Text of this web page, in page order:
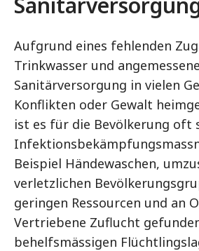
Aufgrund eines fehlenden
Trinkwasser und
Sanitärversorgung in vielen
Konflikten oder Gewalt
ist es für die Bevölkerung oft
Beispiel Händewaschen,
verletzlichen
geringen Ressourcen und an
Vertriebene Zuflucht
behelfsmässigen